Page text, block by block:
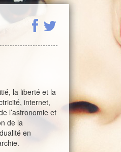
la liberté et la
internet,
l’astronomie et
de la
en